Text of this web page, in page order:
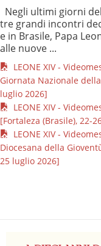
Negli ultimi giorni
tre grandi incontri
e in Brasile, Papa
alle nuove ...
LEONE XIV -
Giornata Nazionale
luglio 2026]
LEONE XIV -
[Fortaleza (Brasile), 22-
LEONE XIV -
Diocesana della
25 luglio 2026]